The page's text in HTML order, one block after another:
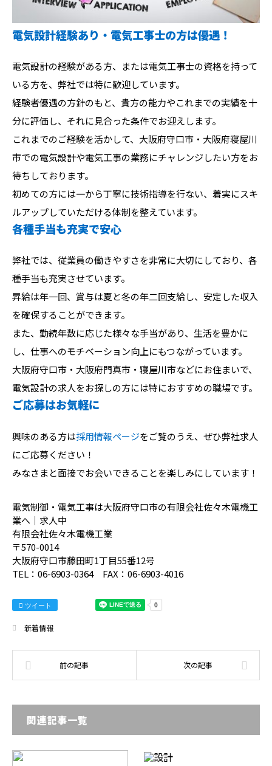
電気設計経験あり・電気工事士の方は優遇！
電気設計の経験がある方、または電気工事士の資格を持って
いる方を、弊社では特に歓迎しています。
経験者優遇の方針のもと、貴方の能力やこれまでの実績を十
分に評価し、それに見合った条件でお迎えします。
これまでのご経験を活かして、大阪府守口市・大阪府寝屋川
市での電気設計や電気工事の業務にチャレンジしたい方をお
待ちしております。
初めての方には一から丁寧に技術指導を行ない、着実にスキ
ルアップしていただける体制を整えています。
各種手当も充実で安心
弊社では、従業員の働きやすさを非常に大切にしており、各
種手当も充実させています。
昇給は年一回、賞与は夏と冬の年二回支給し、安定した収入
を確保することができます。
また、勤続年数に応じた様々な手当があり、生活を豊かに
し、仕事へのモチベーション向上にもつながっています。
大阪府守口市・大阪府門真市・寝屋川市などにお住まいで、
電気設計の求人をお探しの方には特におすすめの職場です。
ご応募はお気軽に
興味のある方は採用情報ページをご覧のうえ、ぜひ弊社求人
にご応募ください！
みなさまと面接でお会いできることを楽しみにしています！
電気制御・電気工事は大阪府守口市の有限会社佐々木電機工
業へ｜求人中
有限会社佐々木電機工業
〒570-0014
大阪府守口市藤田町1丁目55番12号
TEL：06-6903-0364 FAX：06-6903-4016
ツイート
新着情報
関連記事一覧